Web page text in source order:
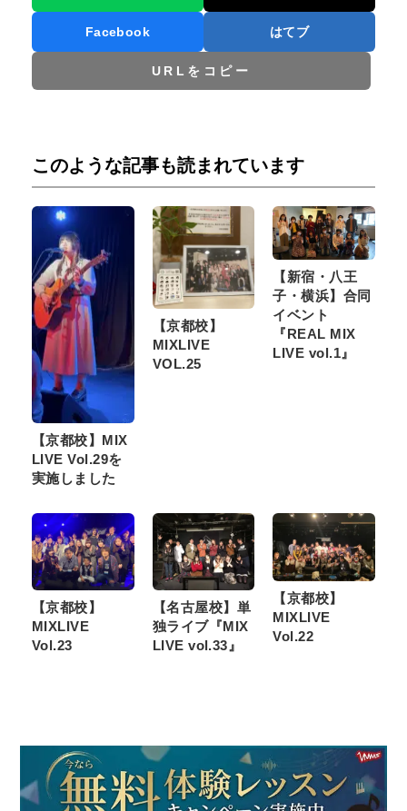
Facebook はてブ
URLをコピー
このような記事も読まれています
【京都校】MIX
LIVE Vol.29を
実施しました
【京都校】
MIXLIVE
VOL.25
【新宿・八王
子・横浜】合同
イベント
『REAL MIX
LIVE vol.1』
【京都校】
MIXLIVE
Vol.23
【名古屋校】単
独ライブ『MIX
LIVE vol.33』
【京都校】
MIXLIVE
Vol.22